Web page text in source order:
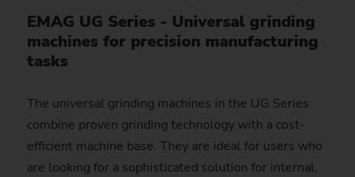
EMAG UG Series - Universal grinding
machines for precision manufacturing
tasks
The universal grinding machines in the UG Series
combine proven grinding technology with a cost-
efficient machine base. They are ideal for users who
are looking for a sophisticated solution for internal,